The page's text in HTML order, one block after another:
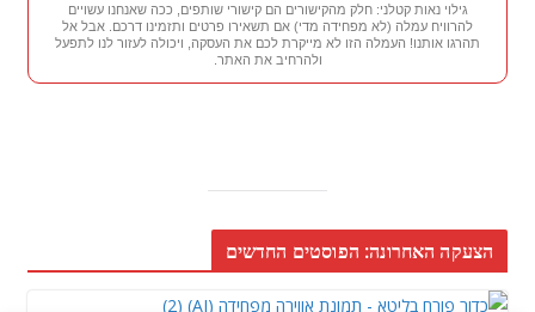
גילוי נאות קטלני: חלק מהקישורים הם קישורי שותפים, ככה שאנחנו עשויים
להרוויח עמלה (לא מפחידה מדי) אם תשאירו פרטים ותזמינו דרכם. אבל אל
תהרגו אותנו! העמלה הזו לא מייקרת לכם את העסקה, ויכולה לעזור לנו לתפעל
ולהרחיב את האתר.
הצעקה האחרונה: הפוסטים החדשים